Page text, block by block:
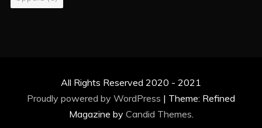
All Rights Reserved 2020 - 2021
Proudly powered by WordPress | Theme: Refined
Magazine by Candid Themes.